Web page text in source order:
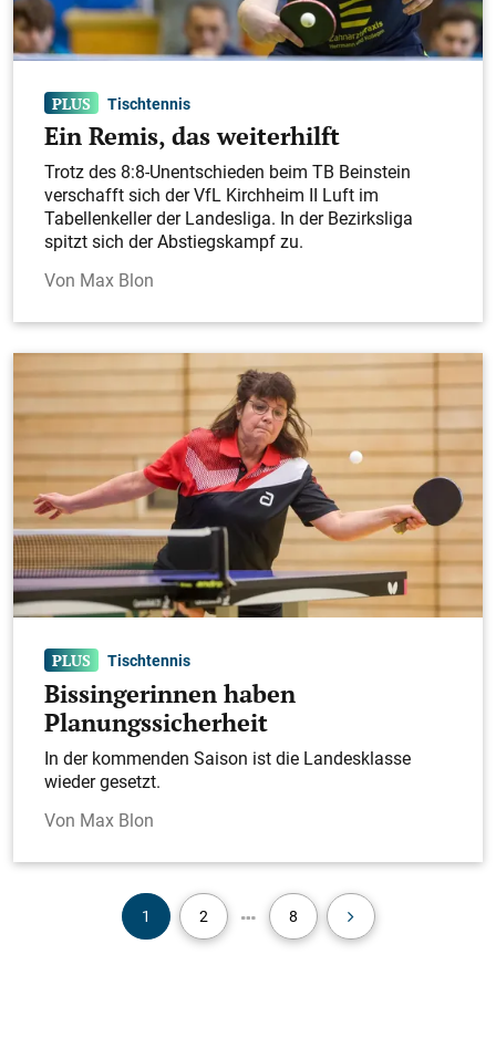
Tischtennis
Ein Remis, das weiterhilft
Trotz des 8:8-Unentschieden beim TB Beinstein
verschafft sich der VfL Kirchheim II Luft im
Tabellenkeller der Landesliga. In der Bezirksliga
spitzt sich der Abstiegskampf zu.
Max Blon
Tischtennis
Bissingerinnen haben
Planungssicherheit
In der kommenden Saison ist die Landesklasse
wieder gesetzt.
Max Blon
1 2 8